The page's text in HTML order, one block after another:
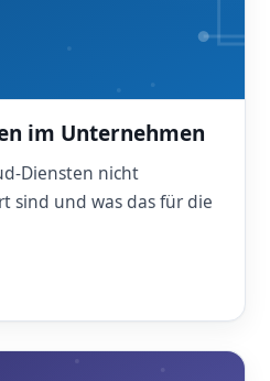
im Unternehmen
Diensten nicht
sind und was das für die